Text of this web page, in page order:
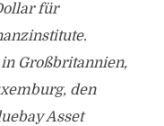
für
Großbritannien,
den
Asset